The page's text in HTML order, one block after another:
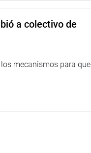
a colectivo de
mecanismos para que